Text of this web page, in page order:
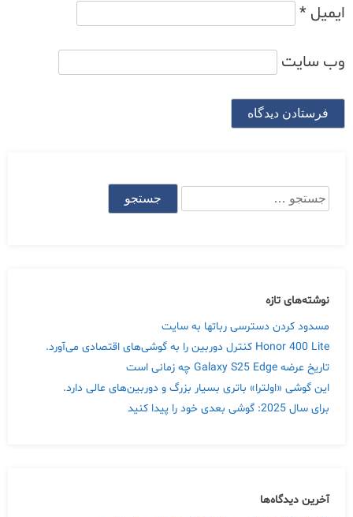
ایمیل *
وب‌ سایت
جستجو
برای:
نوشته‌های تازه
مسدود کردن دسترسی رباتها به سایت
Honor 400 Lite کنترل دوربین را به گوشی‌های اقتصادی می‌آورد.
تاریخ عرضه Galaxy S25 Edge چه زمانی است
این گوشی «اولترا» باتری بسیار بزرگ و دوربین‌های عالی دارد.
برای سال 2025: گوشی بعدی خود را پیدا کنید
آخرین دیدگاه‌ها